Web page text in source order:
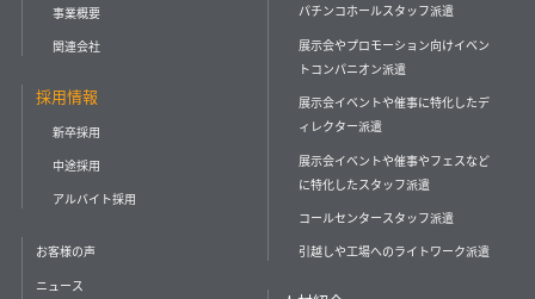
事業概要
関連会社
採用情報
新卒採用
中途採用
アルバイト採用
お客様の声
ニュース
パチンコホールスタッフ派遣
展示会やプロモーション向けイベン
トコンパニオン派遣
展示会イベントや催事に特化したデ
ィレクター派遣
展示会イベントや催事やフェスなど
に特化したスタッフ派遣
コールセンタースタッフ派遣
引越しや工場へのライトワーク派遣